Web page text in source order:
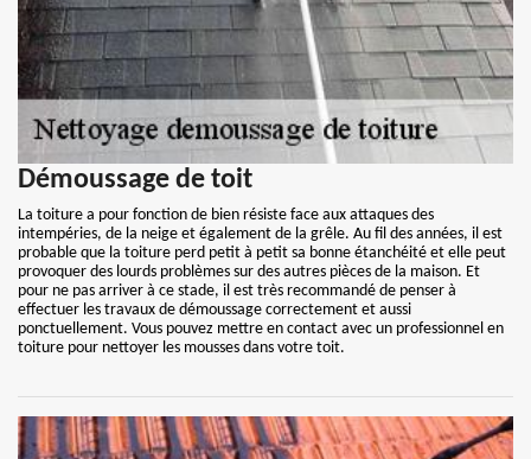
Démoussage de toit
La toiture a pour fonction de bien résiste face aux attaques des
intempéries, de la neige et également de la grêle. Au fil des années, il est
probable que la toiture perd petit à petit sa bonne étanchéité et elle peut
provoquer des lourds problèmes sur des autres pièces de la maison. Et
pour ne pas arriver à ce stade, il est très recommandé de penser à
effectuer les travaux de démoussage correctement et aussi
ponctuellement. Vous pouvez mettre en contact avec un professionnel en
toiture pour nettoyer les mousses dans votre toit.